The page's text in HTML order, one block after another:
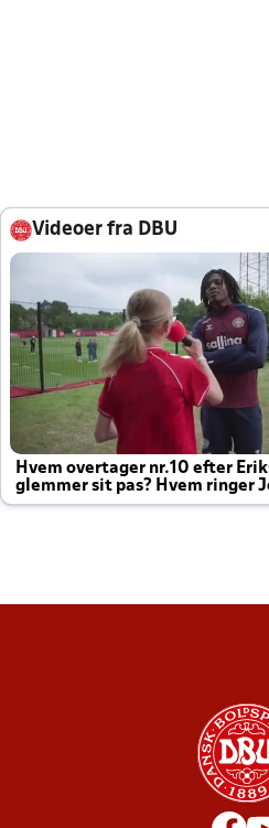
Videoer fra DBU
Hvem overtager nr.10 efter
glemmer sit pas? Hvem ringer
altid til efter kampe?